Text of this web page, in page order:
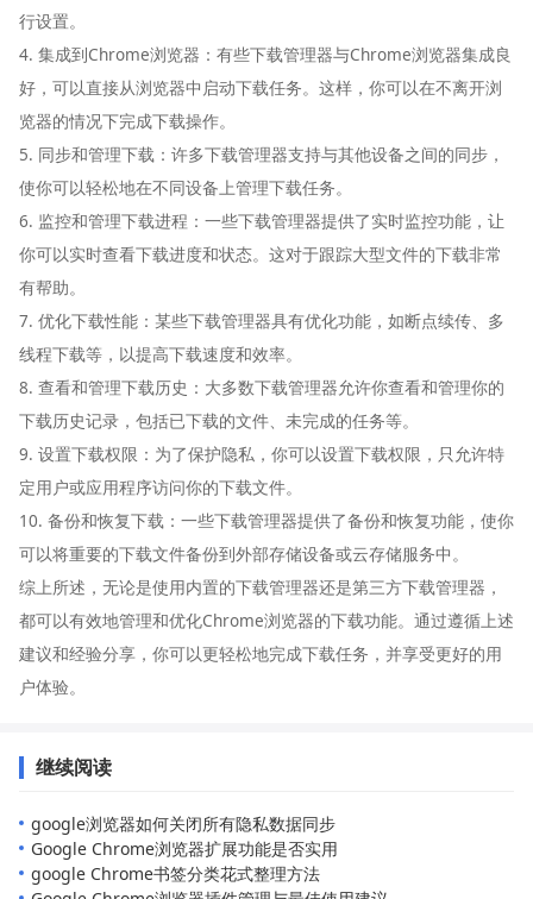
行设置。
4. 集成到Chrome浏览器：有些下载管理器与Chrome浏览器集成良
好，可以直接从浏览器中启动下载任务。这样，你可以在不离开浏
览器的情况下完成下载操作。
5. 同步和管理下载：许多下载管理器支持与其他设备之间的同步，
使你可以轻松地在不同设备上管理下载任务。
6. 监控和管理下载进程：一些下载管理器提供了实时监控功能，让
你可以实时查看下载进度和状态。这对于跟踪大型文件的下载非常
有帮助。
7. 优化下载性能：某些下载管理器具有优化功能，如断点续传、多
线程下载等，以提高下载速度和效率。
8. 查看和管理下载历史：大多数下载管理器允许你查看和管理你的
下载历史记录，包括已下载的文件、未完成的任务等。
9. 设置下载权限：为了保护隐私，你可以设置下载权限，只允许特
定用户或应用程序访问你的下载文件。
10. 备份和恢复下载：一些下载管理器提供了备份和恢复功能，使你
可以将重要的下载文件备份到外部存储设备或云存储服务中。
综上所述，无论是使用内置的下载管理器还是第三方下载管理器，
都可以有效地管理和优化Chrome浏览器的下载功能。通过遵循上述
建议和经验分享，你可以更轻松地完成下载任务，并享受更好的用
户体验。
继续阅读
google浏览器如何关闭所有隐私数据同步
Google Chrome浏览器扩展功能是否实用
google Chrome书签分类花式整理方法